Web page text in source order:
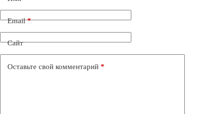
Email*
Сайт
Оставьте свой комментарий *